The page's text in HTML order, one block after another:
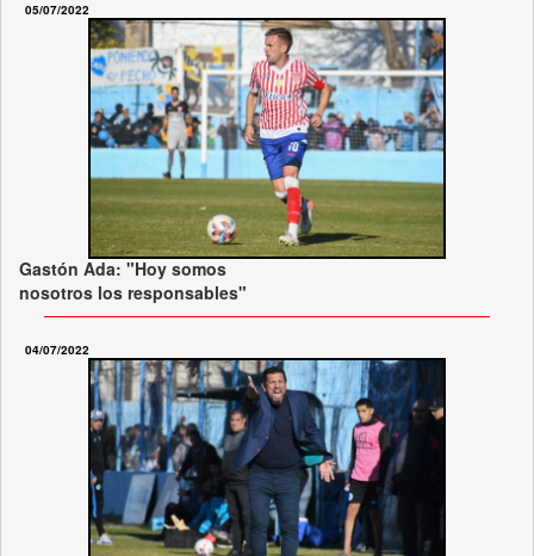
05/07/2022
Gastón Ada: "Hoy somos
nosotros los responsables"
04/07/2022